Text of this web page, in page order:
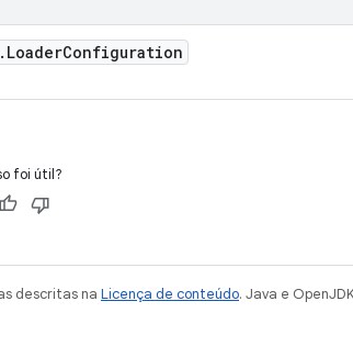
. LoaderConfiguration
foi útil?
descritas na Licença de conteúdo. Java e